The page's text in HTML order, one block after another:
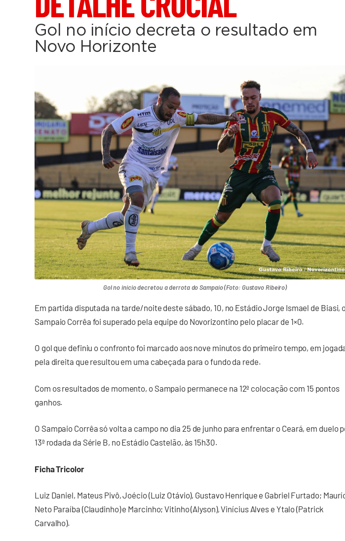
Gol no início decreta o resultado em
Novo Horizonte
Gol no início decretou a derrota do Sampaio (Foto: Gustavo Ribeiro)
Em partida disputada na tarde/noite deste sábado, 10, no Estádio Jorge Ismael de Biasi,
Sampaio Corrêa foi superado pela equipe do Novorizontino pelo placar de 1×0.
O gol que definiu o confronto foi marcado aos nove minutos do primeiro tempo, em
pela direita que resultou em uma cabeçada para o fundo da rede.
Com os resultados de momento, o Sampaio permanece na 12ª colocação com 15 pontos
ganhos.
O Sampaio Corrêa só volta a campo no dia 25 de junho para enfrentar o Ceará, em duelo
13ª rodada da Série B, no Estádio Castelão, às 15h30.
Ficha Tricolor
Luiz Daniel, Mateus Pivô, Joécio (Luiz Otávio), Gustavo Henrique e Gabriel Furtado;
Neto Paraíba (Claudinho) e Marcinho; Vitinho (Alyson), Vinícius Alves e Ytalo (Patrick
Carvalho).